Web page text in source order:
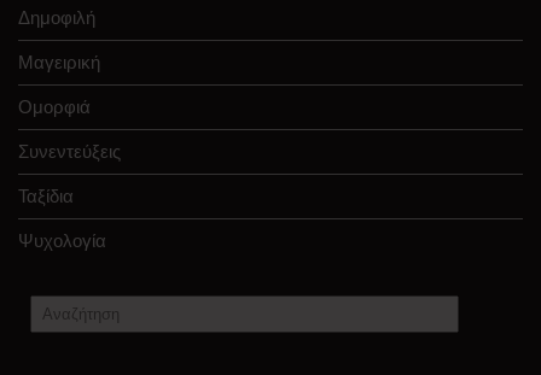
Δημοφιλή
Μαγειρική
Ομορφιά
Συνεντεύξεις
Ταξίδια
Ψυχολογία